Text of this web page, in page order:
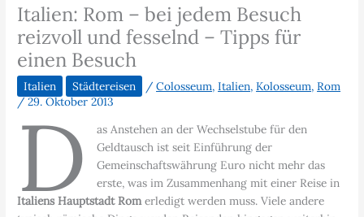
Italien: Rom – bei jedem Besuch
reizvoll und fesselnd – Tipps für
einen Besuch
Italien Städtereisen /Colosseum,Italien,Kolosseum,Rom
/29. Oktober 2013
D
as Anstehen an der Wechselstube für den
Geldtausch ist seit Einführung der
Gemeinschaftswährung Euro nicht mehr das
erste, was im Zusammenhang mit einer Reise in
Italiens Hauptstadt Romerledigt werden muss. Viele andere